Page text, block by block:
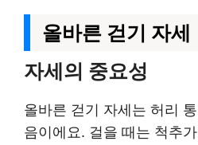
올바른 걷기 자세
자세의 중요성
올바른 걷기 자세는 허리
음이에요. 걸을 때는 척추